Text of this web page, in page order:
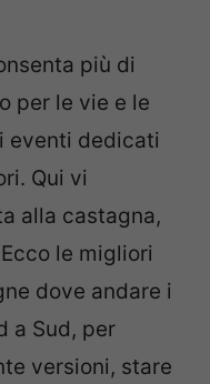
più di
per le vie e le
eventi dedicati
Qui vi
alla castagna,
le migliori
dove andare i
a Sud, per
versioni, stare